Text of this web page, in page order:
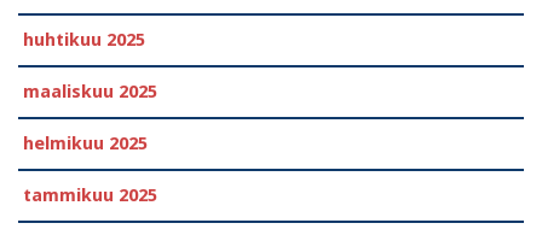
huhtikuu 2025
maaliskuu 2025
helmikuu 2025
tammikuu 2025